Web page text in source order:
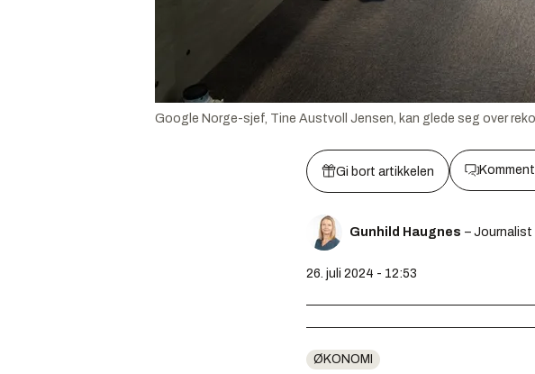
Google Norge-sjef, Tine Austvoll Jensen, kan glede seg over
Gi bort artikkelen
Gunhild Haugnes – Journalist
26. juli 2024 - 12:53
ØKONOMI